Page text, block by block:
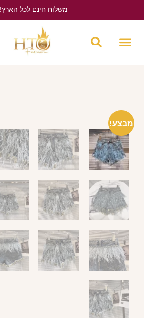
משלוח חינם לכל הארץ!
מבצע!